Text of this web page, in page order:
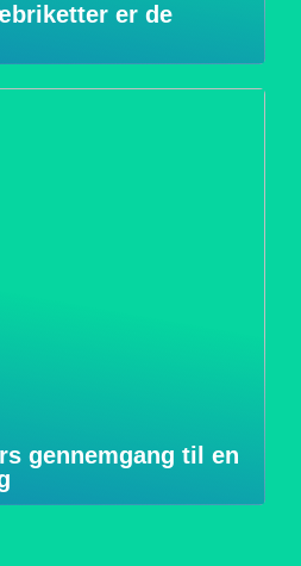
er de
gennemgang til en